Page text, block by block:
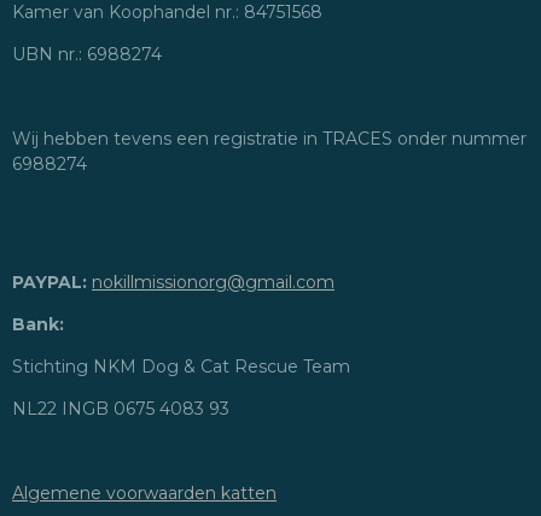
Kamer van Koophandel nr.: 84751568
UBN nr.: 6988274
Wij hebben tevens een registratie in TRACES onder nummer
6988274
PAYPAL: nokillmissionorg@gmail.com
Bank:
Stichting NKM Dog & Cat Rescue Team
NL22 INGB 0675 4083 93
Algemene voorwaarden katten